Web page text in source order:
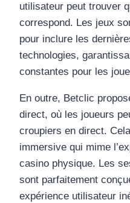
utilisateur peut trouver
correspond. Les jeux
pour inclure les
technologies,
constantes pour les
En outre, Betclic
direct, où les joueurs
croupiers en direct.
immersive qui mime
casino physique. Les
sont parfaitement
expérience utilisateur